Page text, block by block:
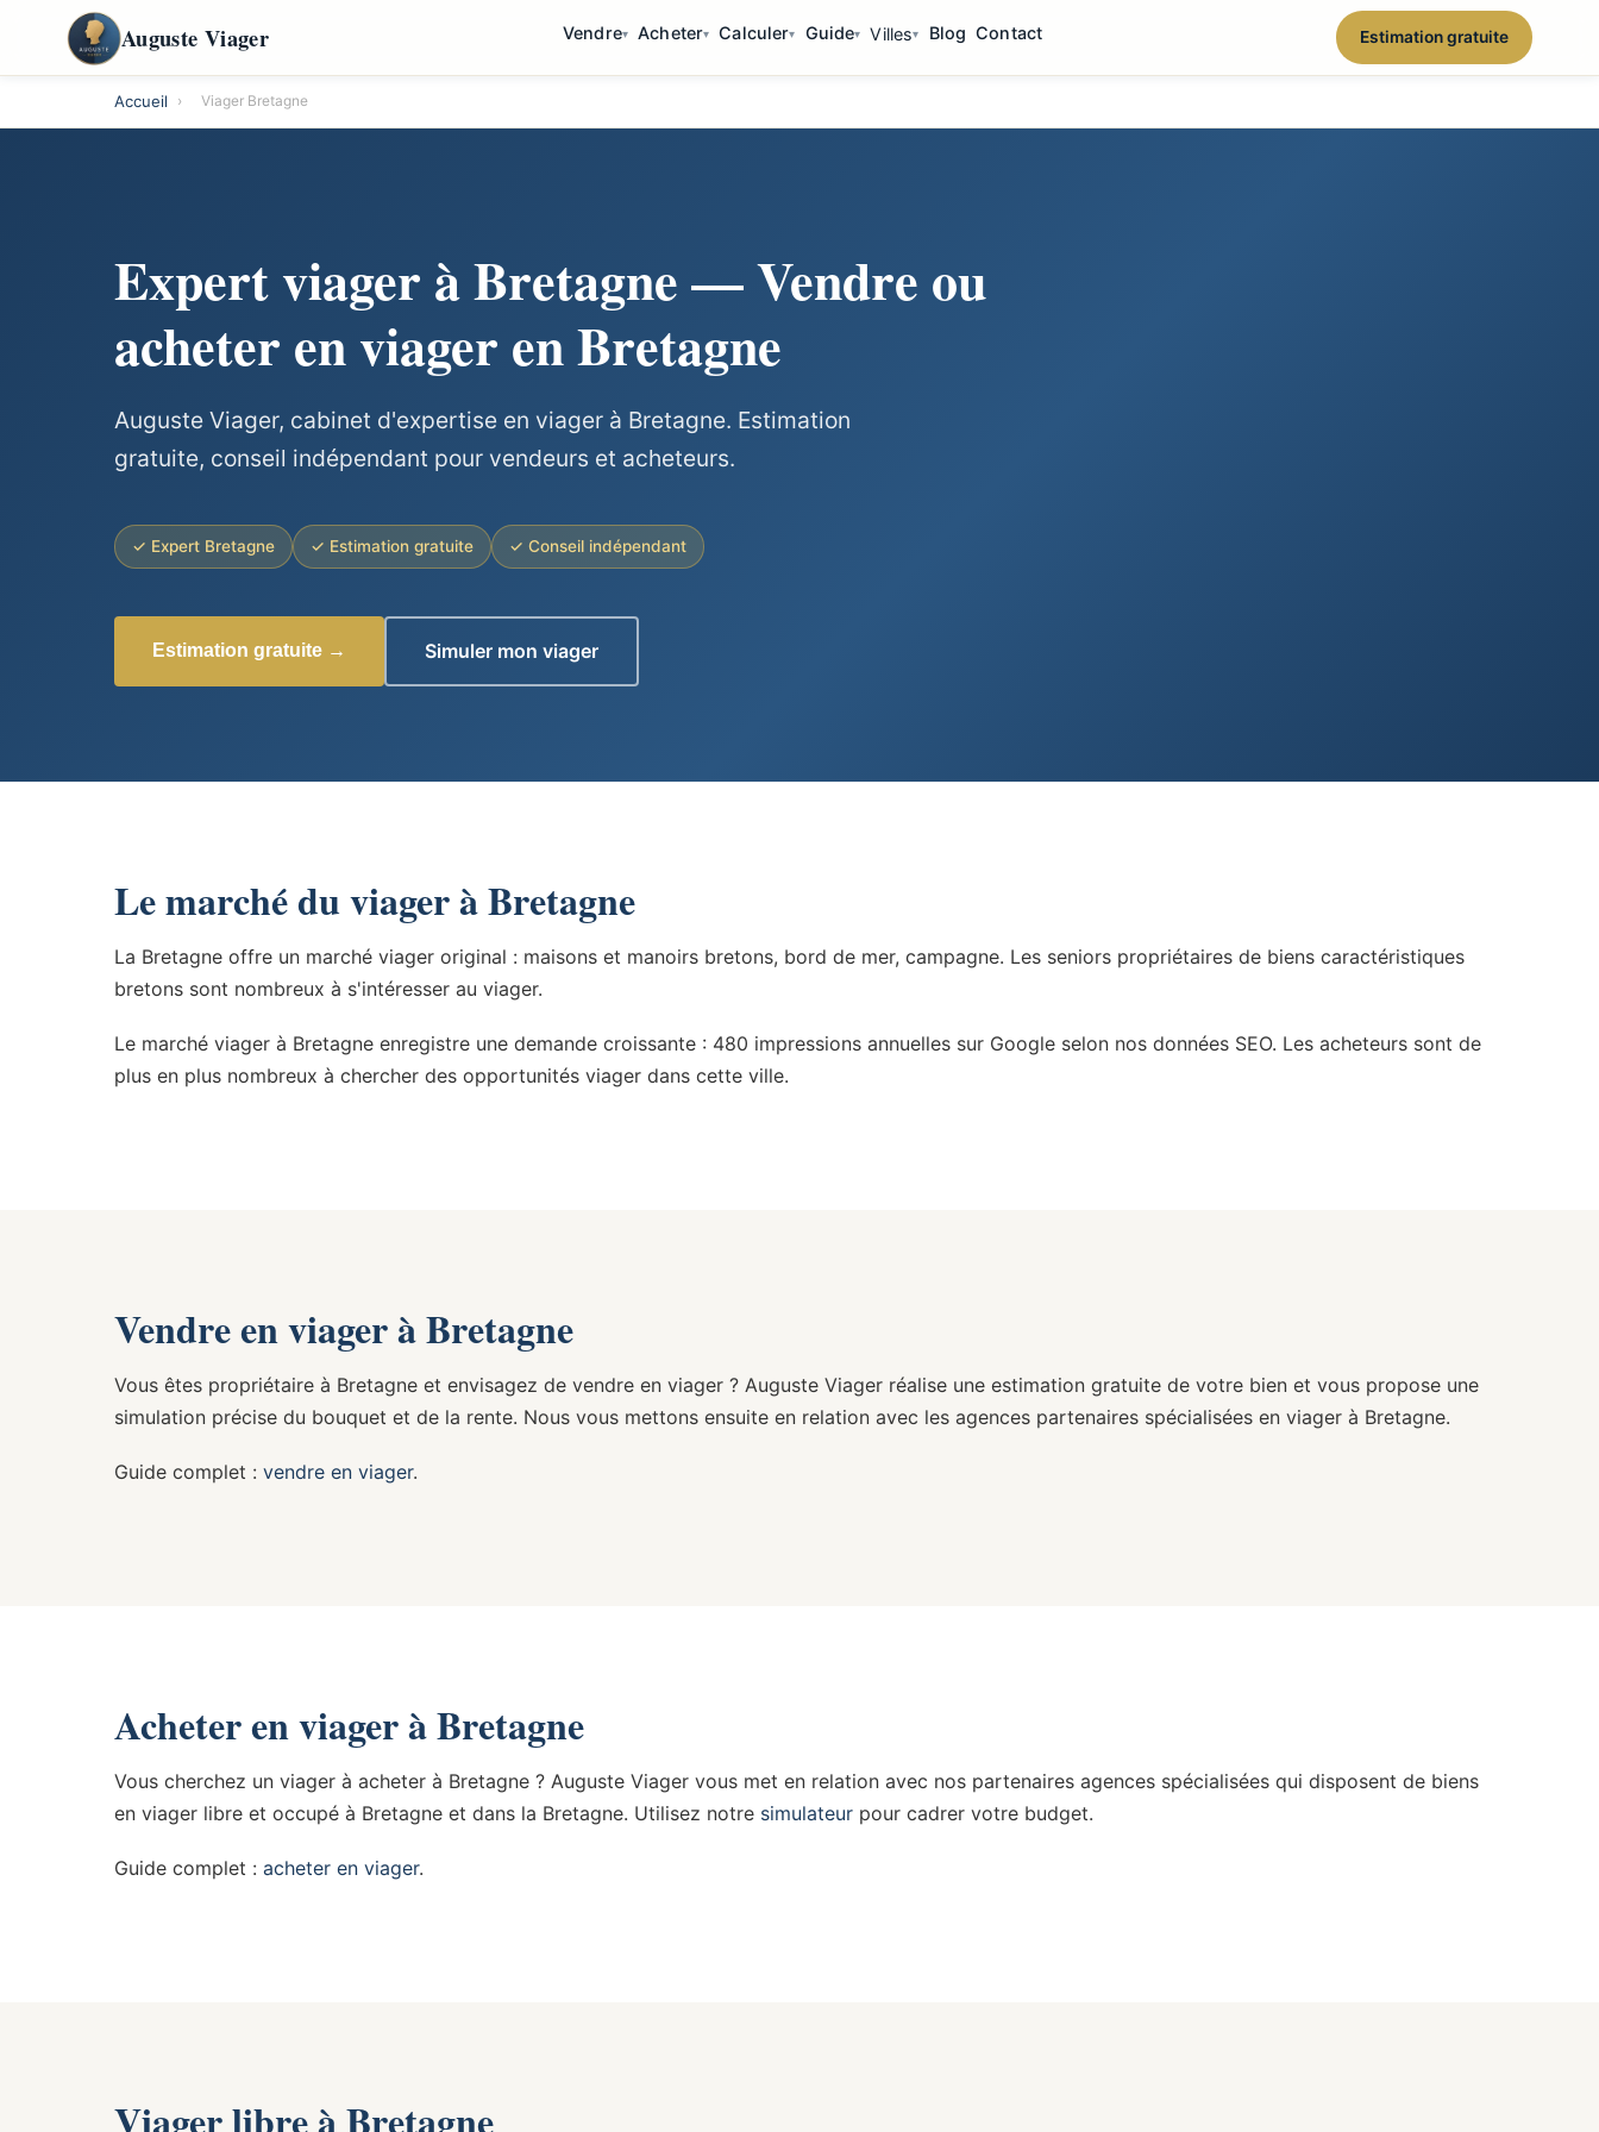
Auguste Viager Vendre Acheter Calculer Guide Villes Blog Contact Estimation gratuite
Accueil › Viager Bretagne
Expert viager à Bretagne — Vendre ou
acheter en viager en Bretagne
Auguste Viager, cabinet d'expertise en viager à Bretagne. Estimation
gratuite, conseil indépendant pour vendeurs et acheteurs.
✓ Expert Bretagne ✓ Estimation gratuite ✓ Conseil indépendant
Estimation gratuite → Simuler mon viager
Le marché du viager à Bretagne
La Bretagne offre un marché viager original : maisons et manoirs bretons, bord de mer, campagne. Les seniors propriétaires de biens caractéristiques
bretons sont nombreux à s'intéresser au viager.
Le marché viager à Bretagne enregistre une demande croissante : 480 impressions annuelles sur Google selon nos données SEO. Les acheteurs sont de
plus en plus nombreux à chercher des opportunités viager dans cette ville.
Vendre en viager à Bretagne
Vous êtes propriétaire à Bretagne et envisagez de vendre en viager ? Auguste Viager réalise une estimation gratuite de votre bien et vous propose une
simulation précise du bouquet et de la rente. Nous vous mettons ensuite en relation avec les agences partenaires spécialisées en viager à Bretagne.
Guide complet : vendre en viager.
Acheter en viager à Bretagne
Vous cherchez un viager à acheter à Bretagne ? Auguste Viager vous met en relation avec nos partenaires agences spécialisées qui disposent de biens
en viager libre et occupé à Bretagne et dans la Bretagne. Utilisez notre simulateur pour cadrer votre budget.
Guide complet : acheter en viager.
Viager libre à Bretagne